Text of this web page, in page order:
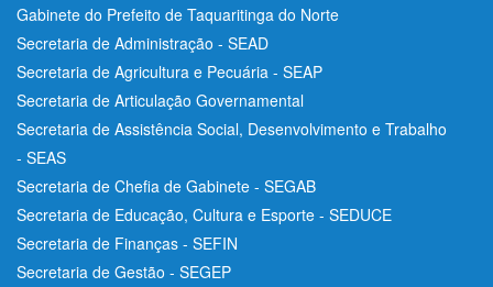
Gabinete do Prefeito de Taquaritinga do Norte
Secretaria de Administração - SEAD
Secretaria de Agricultura e Pecuária - SEAP
Secretaria de Articulação Governamental
Secretaria de Assistência Social, Desenvolvimento e Trabalho
- SEAS
Secretaria de Chefia de Gabinete - SEGAB
Secretaria de Educação, Cultura e Esporte - SEDUCE
Secretaria de Finanças - SEFIN
Secretaria de Gestão - SEGEP